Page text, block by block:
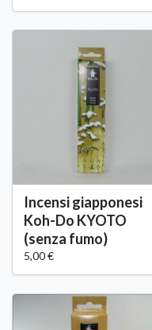
Incensi giapponesi
Koh-Do KYOTO
(senza fumo)
5,00 €